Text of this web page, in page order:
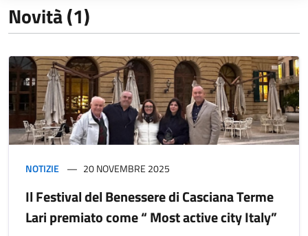
Novità (1)
NOTIZIE 20 NOVEMBRE 2025
Il Festival del Benessere di Casciana Terme
Lari premiato come “ Most active city Italy”